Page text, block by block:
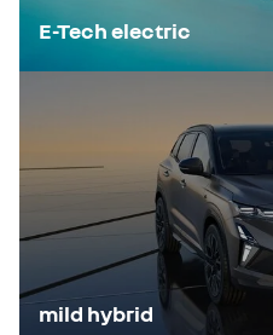
E-Tech electric
mild hybrid